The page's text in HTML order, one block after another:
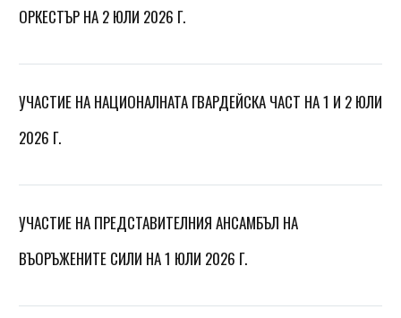
ОРКЕСТЪР НА 2 ЮЛИ 2026 Г.
УЧАСТИЕ НА НАЦИОНАЛНАТА ГВАРДЕЙСКА ЧАСТ НА 1 И 2 ЮЛИ
2026 Г.
УЧАСТИЕ НА ПРЕДСТАВИТЕЛНИЯ АНСАМБЪЛ НА
ВЪОРЪЖЕНИТЕ СИЛИ НА 1 ЮЛИ 2026 Г.